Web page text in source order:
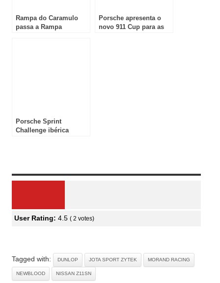
Rampa do Caramulo
passa a Rampa
Porsche apresenta o
novo 911 Cup para as
Porsche Sprint
Challenge ibérica
User Rating: 4.5 ( 2 votes)
Tagged with: DUNLOP JOTA SPORT ZYTEK MORAND RACING
NEWBLOOD NISSAN Z11SN